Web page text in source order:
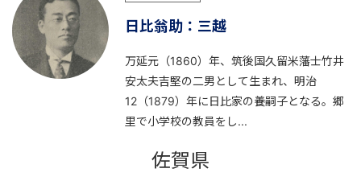
日比翁助：三越
万延元（1860）年、筑後国久留米藩士竹井
安太夫吉堅の二男として生まれ、明治
12（1879）年に日比家の養嗣子となる。郷
里で小学校の教員をし...
佐賀県